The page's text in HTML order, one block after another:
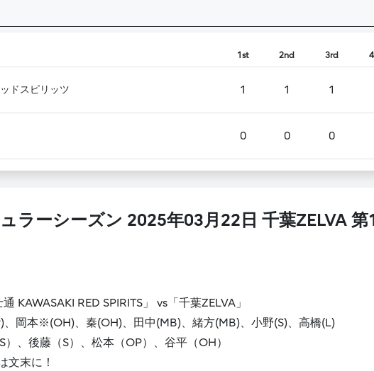
1st 2nd 3rd
ドスピリッツ 1 1 1
0 0 0
ラーシーズン 2025年03月22日 千葉ZELVA 第
KAWASAKI RED SPIRITS」 vs「千葉ZELVA」
岡本※(OH)、秦(OH)、田中(MB)、緒方(MB)、小野(S)、高橋(L)
、後藤（S）、松本（OP）、谷平（OH）
文末に！